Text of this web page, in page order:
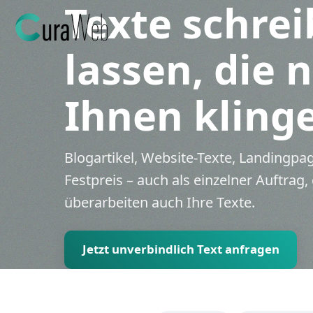
Zahnärzte
Ärzte &
Kanzleien &
Handwerk &
KMU &
Texte
lassen, die
Ihnen
Blogartikel, Website-Texte,
Festpreis – auch als einzelner
überarbeiten auch Ihre Texte.
Jetzt unverbindlich Text anfragen